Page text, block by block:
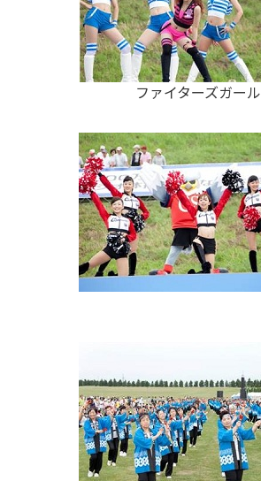
ファイターズガール